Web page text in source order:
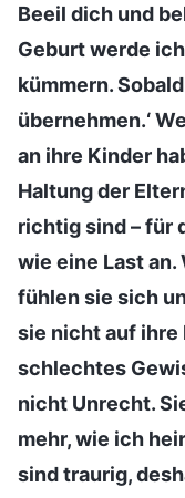
Beeil dich und
Geburt werde
kümmern.
übernehmen.‘
an ihre Kinder
Haltung der
richtig sind – für
wie eine Last an.
fühlen sie sich
sie nicht auf ihre
schlechtes
nicht Unrecht.
mehr, wie ich
sind traurig,